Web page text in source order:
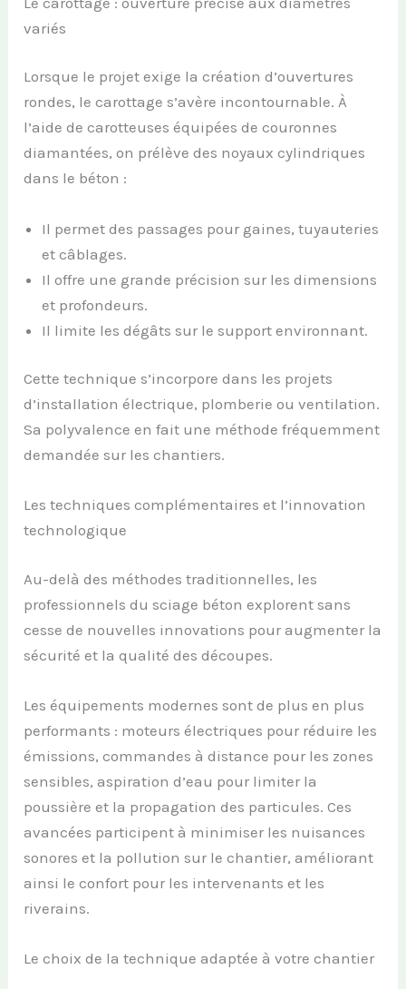
variés
Lorsque le projet exige la création d’ouvertures
rondes, le carottage s’avère incontournable. À
l’aide de carotteuses équipées de couronnes
diamantées, on prélève des noyaux cylindriques
dans le béton :
Il permet des passages pour gaines, tuyauteries
et câblages.
Il offre une grande précision sur les dimensions
et profondeurs.
Il limite les dégâts sur le support environnant.
Cette technique s’incorpore dans les projets
d’installation électrique, plomberie ou ventilation.
Sa polyvalence en fait une méthode fréquemment
demandée sur les chantiers.
Les techniques complémentaires et l’innovation
technologique
Au-delà des méthodes traditionnelles, les
professionnels du sciage béton explorent sans
cesse de nouvelles innovations pour augmenter la
sécurité et la qualité des découpes.
Les équipements modernes sont de plus en plus
performants : moteurs électriques pour réduire les
émissions, commandes à distance pour les zones
sensibles, aspiration d’eau pour limiter la
poussière et la propagation des particules. Ces
avancées participent à minimiser les nuisances
sonores et la pollution sur le chantier, améliorant
ainsi le confort pour les intervenants et les
riverains.
Le choix de la technique adaptée à votre chantier